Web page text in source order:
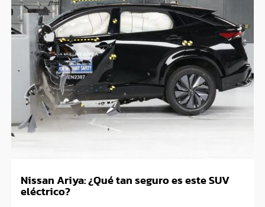
Nissan Ariya: ¿Qué tan seguro es este SUV
eléctrico?